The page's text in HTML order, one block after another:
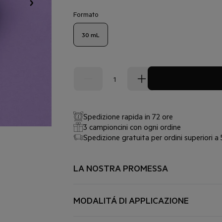
Formato
30 mL
Spedizione rapida in 72 ore
3 campioncini con ogni ordine
Spedizione gratuita per ordini superiori a
LA NOSTRA PROMESSA
Tutti i tipi di pelle sensibile. Per tutti i tipi di
MODALITÁ DI APPLICAZIONE